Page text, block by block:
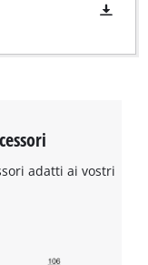
adatti ai vostri